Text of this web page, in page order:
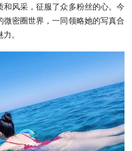
和风采，征服了众多粉丝的心。今
微密圈世界，一同领略她的写真合
。